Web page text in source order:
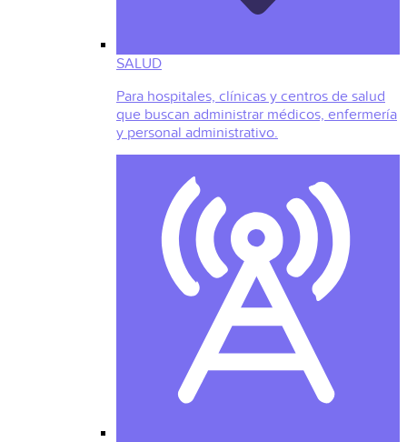
SALUD
Para hospitales, clínicas y centros de salud
que buscan administrar médicos, enfermería
y personal administrativo.